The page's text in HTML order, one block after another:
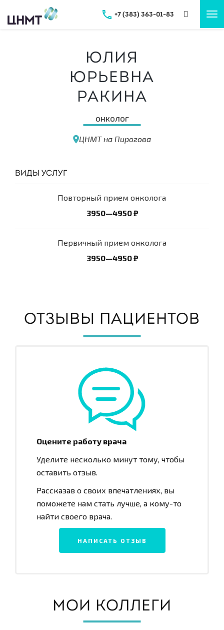
+7 (383) 363-01-83
Юлия
Юрьевна
Ракина
онколог
ЦНМТ на Пирогова
ВИДЫ УСЛУГ
Повторный прием онколога
3950—4950 ₽
Первичный прием онколога
3950—4950 ₽
ОТЗЫВЫ ПАЦИЕНТОВ
Оцените работу врача
Уделите несколько минут тому, чтобы
оставить отзыв.
Рассказав о своих впечатлениях, вы
поможете нам стать лучше, а кому-то
найти своего врача.
НАПИСАТЬ ОТЗЫВ
МОИ КОЛЛЕГИ